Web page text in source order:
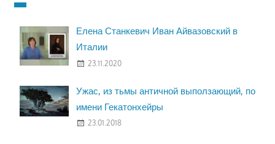
Елена Станкевич Иван Айвазовский в
Италии
23.11.2020
Ужас, из тьмы античной выползающий, по
имени Гекатонхейры
23.01.2018